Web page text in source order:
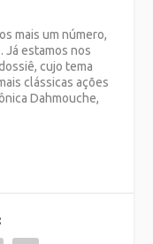
mais um número,
Já estamos nos
cujo tema
clássicas ações
Dahmouche,